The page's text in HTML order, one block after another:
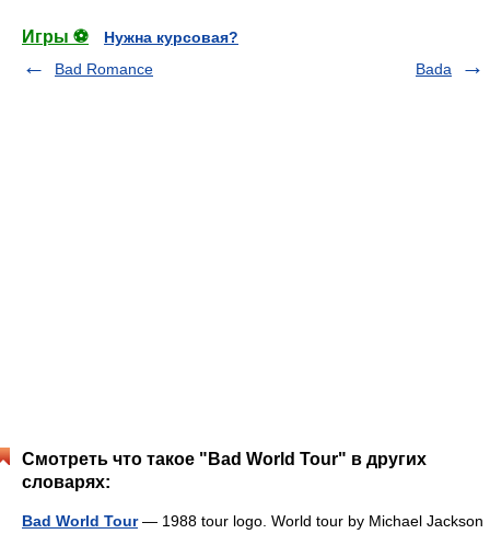
Игры ⚽
Нужна курсовая?
Bad Romance
Bada
Смотреть что такое "Bad World Tour" в других
словарях:
Bad World Tour— 1988 tour logo. World tour by Michael Jackson